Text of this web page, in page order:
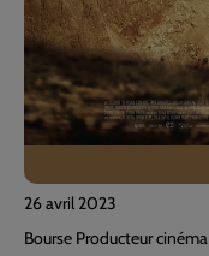
26 avril 2023
Bourse Producteur cinéma